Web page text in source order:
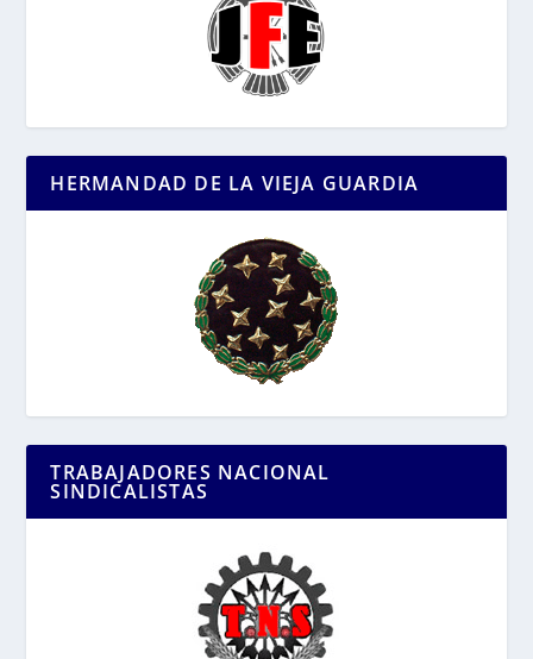
HERMANDAD DE LA VIEJA GUARDIA
TRABAJADORES NACIONAL
SINDICALISTAS